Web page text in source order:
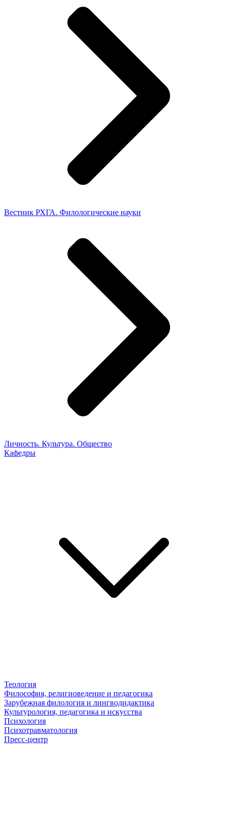
Вестник РХГА. Филологические науки
Личность. Культура. Общество
Кафедры
Теология
Философия, религиоведение и педагогика
Зарубежная филология и лингводидактика
Культурология, педагогика и искусства
Психология
Психотравматология
Пресс-центр